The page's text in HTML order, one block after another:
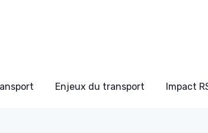
Enjeux du transport Impact